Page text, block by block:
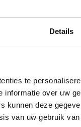
Details
te
informatie over uw
kunnen deze
van uw gebruik
bijvoorbeeld
Copilot deze
op
heel goed
is belangrijk om
Oftewel, je